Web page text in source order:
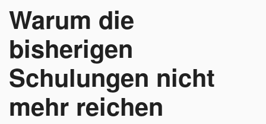
Warum die
bisherigen
Schulungen nicht
mehr reichen